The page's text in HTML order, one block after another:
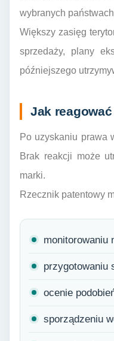
wybranych
Większy zasięg
sprzedaży, plany
późniejszego
Jak
Po uzyskaniu prawa
Brak reakcji może
marki.
Rzecznik patentowy
monitorowaniu
przygotowaniu
ocenie
sporządzeniu